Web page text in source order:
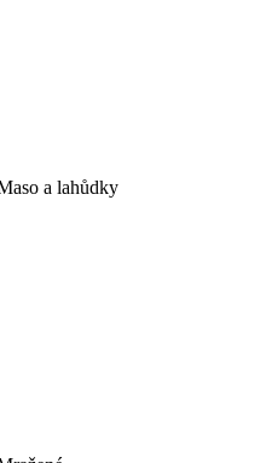
a lahůdky